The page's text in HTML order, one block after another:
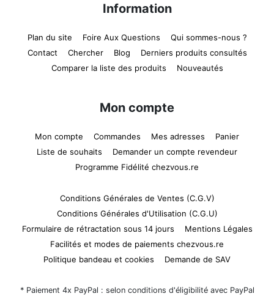
Information
Plan du site Foire Aux Questions
Qui sommes-nous ?
Contact
Chercher Blog
Derniers produits consultés
Comparer la liste des produits
Nouveautés
Mon compte
Mon compte Commandes Mes adresses
Panier
Liste de souhaits
Demander un compte revendeur
Programme Fidélité chezvous.re
Conditions Générales de Ventes (C.G.V)
Conditions Générales d'Utilisation (C.G.U)
Formulaire de rétractation sous 14 jours
Mentions Légales
Facilités et modes de paiements chezvous.re
Politique bandeau et cookies
Demande de SAV
* Paiement 4x PayPal : selon conditions d'éligibilité avec PayPal